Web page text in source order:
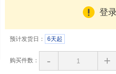
登
预计发货日： 6天起
购买件数： - +